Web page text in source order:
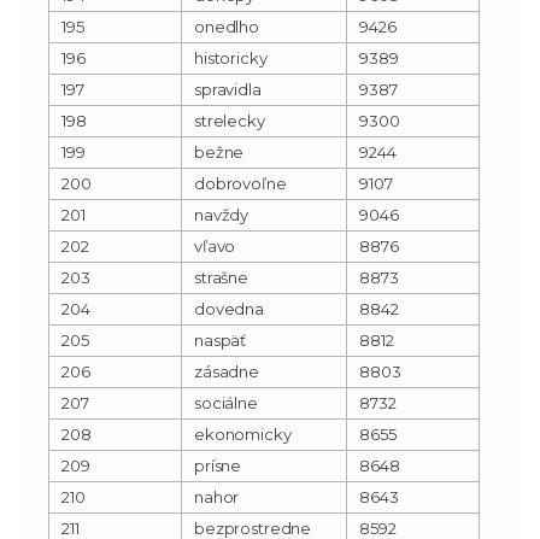
195
onedlho
9426
196
historicky
9389
197
spravidla
9387
198
strelecky
9300
199
bežne
9244
200
dobrovoľne
9107
201
navždy
9046
202
vľavo
8876
203
strašne
8873
204
dovedna
8842
205
naspäť
8812
206
zásadne
8803
207
sociálne
8732
208
ekonomicky
8655
209
prísne
8648
210
nahor
8643
211
bezprostredne
8592